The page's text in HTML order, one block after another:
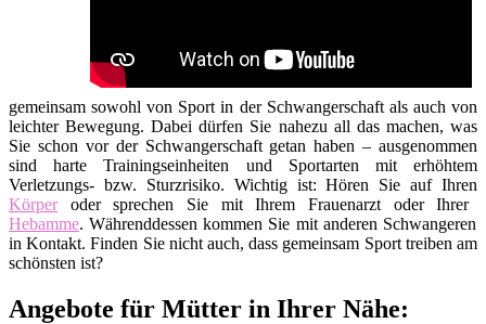
gemeinsam sowohl von Sport in der Schwangerschaft als auch von
leichter Bewegung. Dabei dürfen Sie nahezu all das machen, was
Sie schon vor der Schwangerschaft getan haben – ausgenommen
sind harte Trainingseinheiten und Sportarten mit erhöhtem
Verletzungs- bzw. Sturzrisiko. Wichtig ist: Hören Sie auf Ihren
Körperoder sprechen Sie mit Ihrem Frauenarzt oder Ihrer
Hebamme. Währenddessen kommen Sie mit anderen Schwangeren
in Kontakt. Finden Sie nicht auch, dass gemeinsam Sport treiben am
schönsten ist?
Angebote für Mütter in Ihrer Nähe: